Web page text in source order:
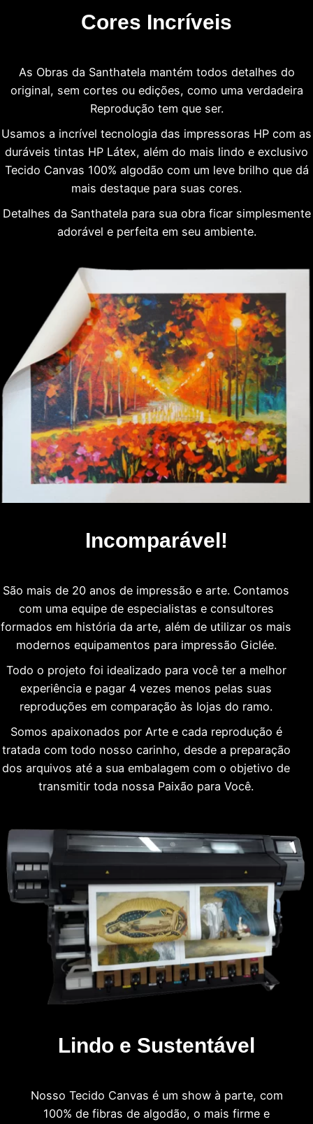
Cores Incríveis
As Obras da Santhatela mantém todos detalhes do
original, sem cortes ou edições, como uma verdadeira
Reprodução tem que ser.
Usamos a incrível tecnologia das impressoras HP com as
duráveis tintas HP Látex, além do mais lindo e exclusivo
Tecido Canvas 100% algodão com um leve brilho que dá
mais destaque para suas cores.
Detalhes da Santhatela para sua obra ficar simplesmente
adorável e perfeita em seu ambiente.
Incomparável!
São mais de 20 anos de impressão e arte. Contamos
com uma equipe de especialistas e consultores
formados em história da arte, além de utilizar os mais
modernos equipamentos para impressão Giclée.
Todo o projeto foi idealizado para você ter a melhor
experiência e pagar 4 vezes menos pelas suas
reproduções em comparação às lojas do ramo.
Somos apaixonados por Arte e cada reprodução é
tratada com todo nosso carinho, desde a preparação
dos arquivos até a sua embalagem com o objetivo de
transmitir toda nossa Paixão para Você.
Lindo e Sustentável
Nosso Tecido Canvas é um show à parte, com
100% de fibras de algodão, o mais firme e